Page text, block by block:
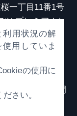
一丁目11番1号
ツ プレミアム）
光相談対応時間
利用状況の解
用していま
の使用に
さい。